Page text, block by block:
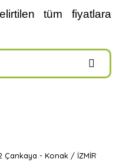
tüm fiyatlara
Çankaya - Konak / İZMİR